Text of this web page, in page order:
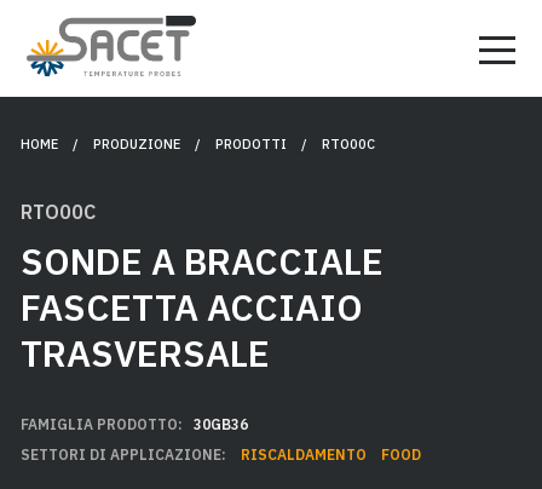
HOME / PRODUZIONE /PRODOTTI / RTO00C
RTO00C
SONDE A BRACCIALE
FASCETTA ACCIAIO
TRASVERSALE
FAMIGLIA PRODOTTO:30GB36
SETTORI DI APPLICAZIONE: RISCALDAMENTO FOOD